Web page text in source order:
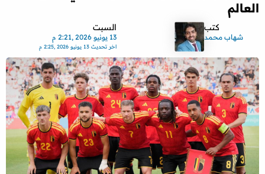
العالم
كتب
شهاب محمد
السبت
13 يونيو 2026 ,2:21 م
اخر تحديث13 يونيو 2026 ,2:25 م